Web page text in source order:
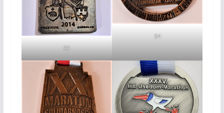
93
94